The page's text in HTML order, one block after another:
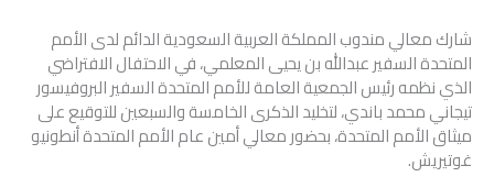
شارك معالي مندوب المملكة العربية السعودية الدائم لدى الأمم
المتحدة السفير عبدالله بن يحيى المعلمي، في الاحتفال الافتراضي
الذي نظمه رئيس الجمعية العامة للأمم المتحدة السفير البروفيسور
تيجاني محمد باندي، لتخليد الذكرى الخامسة والسبعين للتوقيع على
ميثاق الأمم المتحدة، بحضور معالي أمين عام الأمم المتحدة أنطونيو
غوتيريش.